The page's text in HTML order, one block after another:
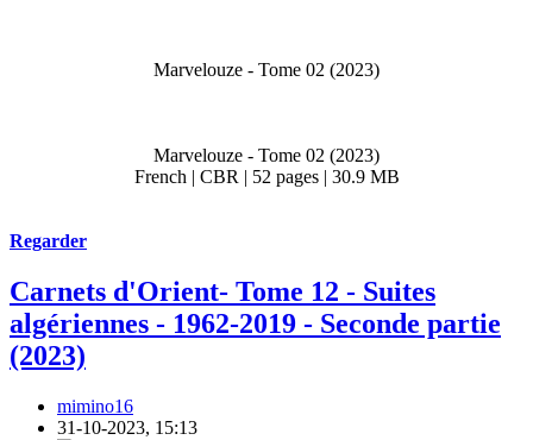
Marvelouze - Tome 02 (2023)
Marvelouze - Tome 02 (2023)
French | CBR | 52 pages | 30.9 MB
Regarder
Carnets d'Orient- Tome 12 - Suites
algériennes - 1962-2019 - Seconde partie
(2023)
mimino16
31-10-2023, 15:13